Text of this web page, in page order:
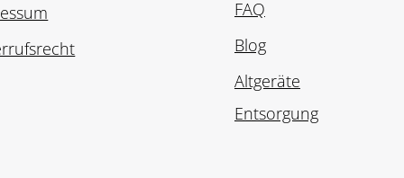
FAQ
Blog
Altgeräte
Entsorgung